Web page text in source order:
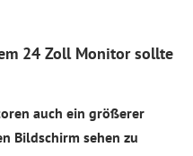
24 Zoll Monitor sollte
auch ein größerer
Bildschirm sehen zu